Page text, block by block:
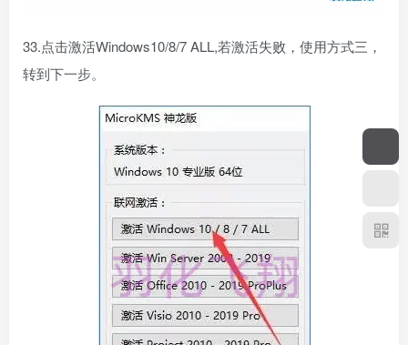
33.点击激活Windows10/8/7 ALL,若激活失败，使用方式三，
转到下一步。